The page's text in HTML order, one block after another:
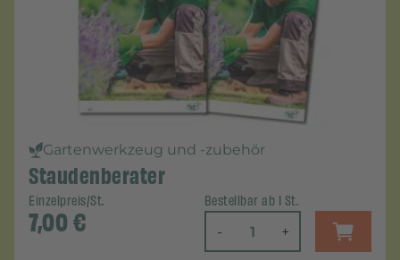
Gartenwerkzeug und -zubehör
Staudenberater
Einzelpreis/St.
7,00€
Bestellbar ab 1 St.
- +